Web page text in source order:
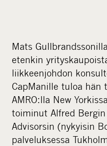
Mats
etenkin
liikkeenjohdon
CapManille tuloa hän
AMRO:lla New
toiminut Alfred
Advisorsin (nykyisin
palveluksessa